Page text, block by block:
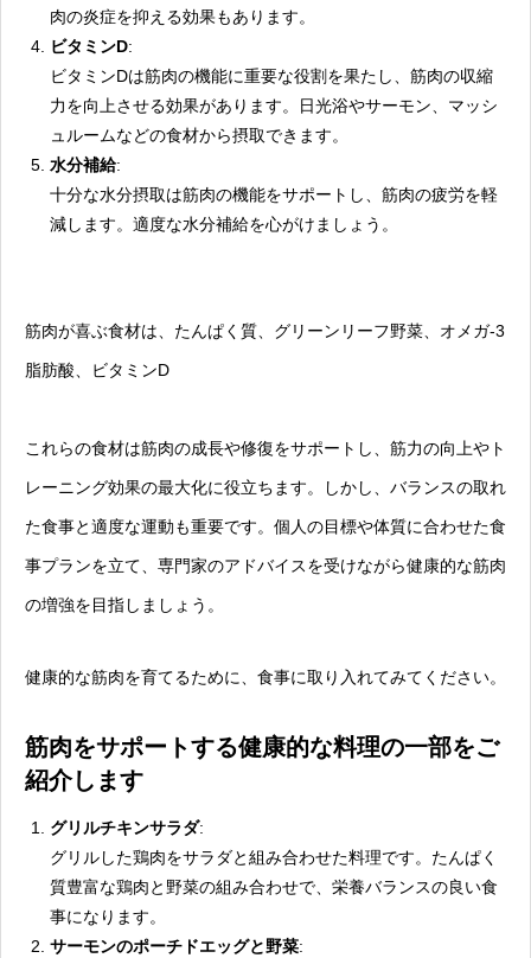
肉の炎症を抑える効果もあります。
ビタミンD:
ビタミンDは筋肉の機能に重要な役割を果たし、筋肉の収縮
力を向上させる効果があります。日光浴やサーモン、マッシ
ュルームなどの食材から摂取できます。
水分補給:
十分な水分摂取は筋肉の機能をサポートし、筋肉の疲労を軽
減します。適度な水分補給を心がけましょう。
筋肉が喜ぶ食材は、たんぱく質、グリーンリーフ野菜、オメガ-3
脂肪酸、ビタミンD
これらの食材は筋肉の成長や修復をサポートし、筋力の向上やト
レーニング効果の最大化に役立ちます。しかし、バランスの取れ
た食事と適度な運動も重要です。個人の目標や体質に合わせた食
事プランを立て、専門家のアドバイスを受けながら健康的な筋肉
の増強を目指しましょう。
健康的な筋肉を育てるために、食事に取り入れてみてください。
筋肉をサポートする健康的な料理の一部をご
紹介します
グリルチキンサラダ:
グリルした鶏肉をサラダと組み合わせた料理です。たんぱく
質豊富な鶏肉と野菜の組み合わせで、栄養バランスの良い食
事になります。
サーモンのポーチドエッグと野菜: